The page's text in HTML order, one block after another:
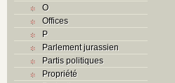
O
Offices
P
Parlement jurassien
Partis politiques
Propriété